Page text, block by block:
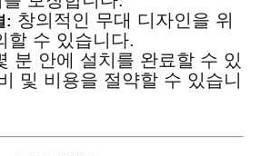
: 창의적인 무대 디자인을 위
할 수 있습니다.
분 안에 설치를 완료할 수 있
및 비용을 절약할 수 있습니